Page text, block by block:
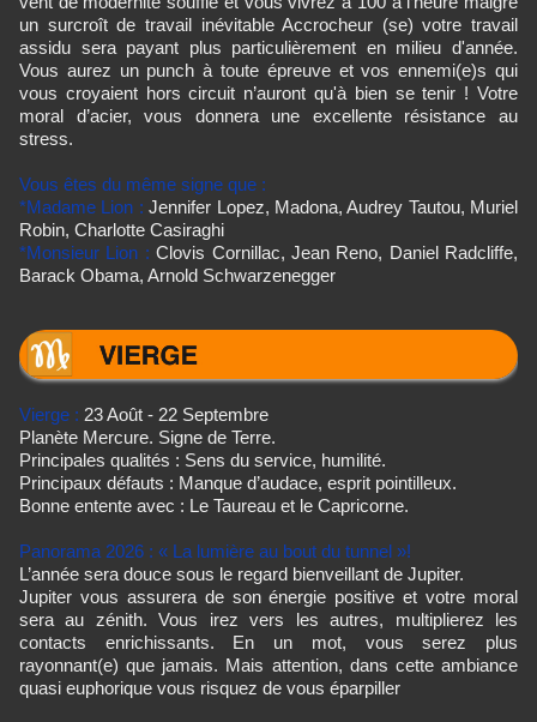
un surcroît de travail inévitable Accrocheur (se) votre travail
assidu sera payant plus particulièrement en milieu d'année.
Vous aurez un punch à toute épreuve et vos ennemi(e)s qui
vous croyaient hors circuit n’auront qu'à bien se tenir ! Votre
moral d’acier, vous donnera une excellente résistance au
stress.
Vous êtes du même signe que :
*Madame Lion : Jennifer Lopez, Madona, Audrey Tautou, Muriel
Robin, Charlotte Casiraghi
*Monsieur Lion : Clovis Cornillac, Jean Reno, Daniel Radcliffe,
Barack Obama, Arnold Schwarzenegger
Vierge : 23 Août - 22 Septembre
Planète Mercure. Signe de Terre.
Principales qualités : Sens du service, humilité.
Principaux défauts : Manque d’audace, esprit pointilleux.
Bonne entente avec : Le Taureau et le Capricorne.
Panorama 2026 : « La lumière au bout du tunnel »!
L’année sera douce sous le regard bienveillant de Jupiter.
Jupiter vous assurera de son énergie positive et votre moral
sera au zénith. Vous irez vers les autres, multiplierez les
contacts enrichissants. En un mot, vous serez plus
rayonnant(e) que jamais. Mais attention, dans cette ambiance
quasi euphorique vous risquez de vous éparpiller